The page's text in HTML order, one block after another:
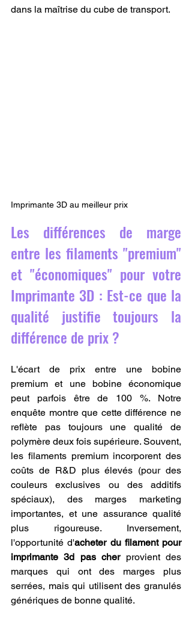
dans la maîtrise du cube de transport.
Imprimante 3D au meilleur prix
Les différences de marge
entre les filaments "premium"
et "économiques" pour votre
Imprimante 3D : Est-ce que la
qualité justifie toujours la
différence de prix ?
L'écart de prix entre une bobine
premium et une bobine économique
peut parfois être de 100 %. Notre
enquête montre que cette différence ne
reflète pas toujours une qualité de
polymère deux fois supérieure. Souvent,
les filaments premium incorporent des
coûts de R&D plus élevés (pour des
couleurs exclusives ou des additifs
spéciaux), des marges marketing
importantes, et une assurance qualité
plus rigoureuse. Inversement,
l'opportunité d'acheter du filament pour
imprimante 3d pas cher provient des
marques qui ont des marges plus
serrées, mais qui utilisent des granulés
génériques de bonne qualité.